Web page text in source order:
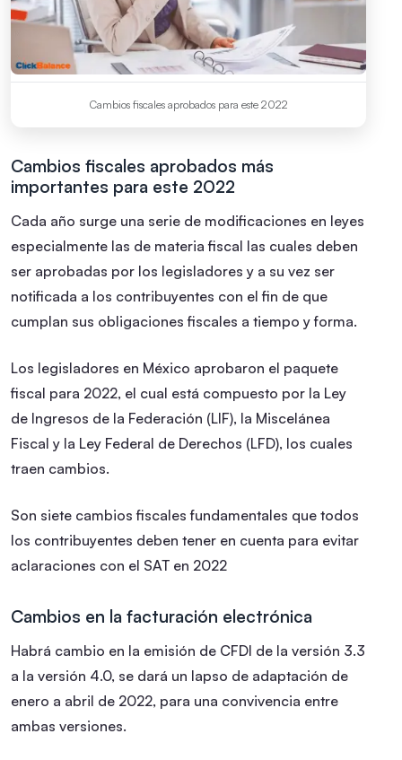
Cambios fiscales aprobados para este 2022
Cambios fiscales aprobados más
importantes para este 2022
Cada año surge una serie de modificaciones en leyes
especialmente las de materia fiscal las cuales deben
ser aprobadas por los legisladores y a su vez ser
notificada a los contribuyentes con el fin de que
cumplan sus obligaciones fiscales a tiempo y forma.
Los legisladores en México aprobaron el paquete
fiscal para 2022, el cual está compuesto por la Ley
de Ingresos de la Federación (LIF), la Miscelánea
Fiscal y la Ley Federal de Derechos (LFD), los cuales
traen cambios.
Son siete cambios fiscales fundamentales que todos
los contribuyentes deben tener en cuenta para evitar
aclaraciones con el SAT en 2022
Cambios en la facturación electrónica
Habrá cambio en la emisión de CFDI de la versión 3.3
a la versión 4.0, se dará un lapso de adaptación de
enero a abril de 2022, para una convivencia entre
ambas versiones.